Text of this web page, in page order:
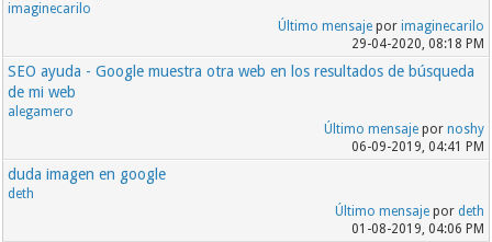
imaginecarilo
Último mensajepor imaginecarilo
29-04-2020, 08:18 PM
SEO ayuda - Google muestra otra web en los resultados de búsqueda
de mi web
alegamero
Último mensajepor noshy
06-09-2019, 04:41 PM
duda imagen en google
deth
Último mensajepor deth
01-08-2019, 04:06 PM